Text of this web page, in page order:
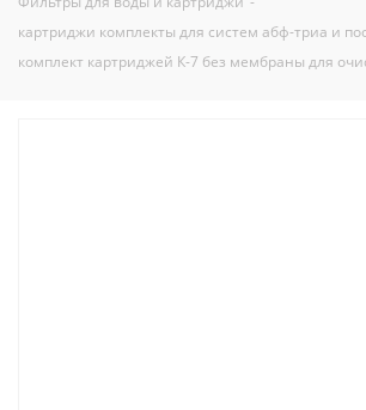
картриджи комплекты для систем абф-триа и
комплект картриджей К-7 без мембраны для